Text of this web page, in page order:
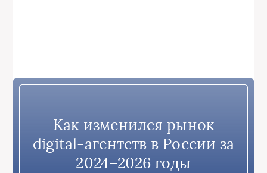
Как изменился рынок
digital-агентств в России за
2024–2026 годы